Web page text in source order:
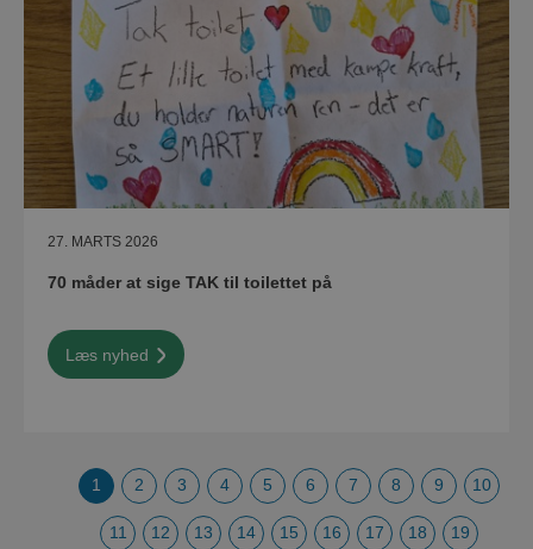
27. MARTS 2026
70 måder at sige TAK til toilettet på
Læs nyhed
1 2 3 4 5 6 7 8 9 10
11 12 13 14 15 16 17 18 19